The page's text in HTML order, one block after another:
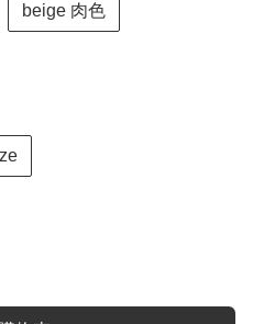
beige 肉色